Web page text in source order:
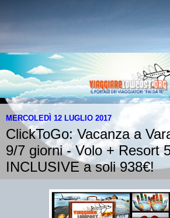
MERCOLEDÌ 12 LUGLIO 2017
ClickToGo: Vacanza a
9/7 giorni - Volo + Resort
INCLUSIVE a soli 938€!